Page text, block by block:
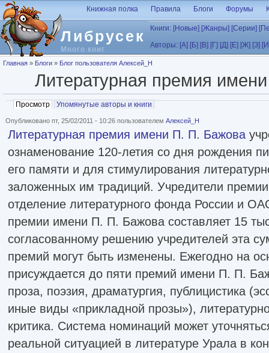
Перейти к основному содержанию
Либрусек
Много книг
Книжная полка Правила Блоги Форумы
Книги: [Новые] [Жанры] [Серии]
Авторы: [А] [Б] [В] [Г] [Д] [Е] [Ж] [З]
Вы здесь
Главная » Блоги » Блог пользователя Алексей_Н
Литературная премия
Главные вкладки
Просмотр (активная вкладка)
Упомянутые авторы и книги
Опубликовано пт, 25/02/2011 - 10:26 пользователем Алексей_Н
Литературная премия имени П. П. Бажова
ознаменование 120-летия со дня рождения
его памяти и для стимулирования
заложенных им традиций. Учредители
отделение литературного фонда России и
премии имени П. П. Бажова составляет 15
согласованному решению учредителей эта
премий могут быть изменены. Ежегодно на
присуждается до пяти премий имени П. П.
проза, поэзия, драматургия, публицистика
иные виды «прикладной прозы»),
критика. Система номинаций может
реальной ситуацией в литературе Урала в